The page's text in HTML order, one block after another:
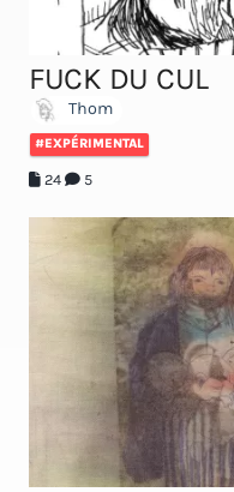
FUCK DU CUL
Thom
#EXPÉRIMENTAL
24 5